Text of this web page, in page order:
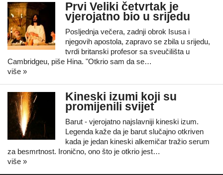
Prvi Veliki četvrtak je
vjerojatno bio u srijedu
Posljednja večera, zadnji obrok Isusa i
njegovih apostola, zapravo se zbila u srijedu,
tvrdi britanski profesor sa sveučilišta u
Cambridgeu, piše Hina. "Otkrio sam da se…
više »
Kineski izumi koji su
promijenili svijet
Barut - vjerojatno najslavniji kineski izum.
Legenda kaže da je barut slučajno otkriven
kada je jedan kineski alkemičar tražio serum
za besmrtnost. Ironično, ono što je otkrio jest…
više »